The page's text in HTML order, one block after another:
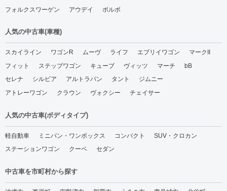
フォルクスワーゲン
アウデイ ボルボ
人気の中古車(車種)
スカイライン ワゴンR ムーヴ ライフ エブリイワゴン
マークII
フィット
ステップワゴン キューブ ヴィッツ マーチ
bB
セレナ
シルビア アルトラパン タント
ジムニー
アトレーワゴン
クラウン ヴォクシー チェイサー
人気の中古車(ボディタイプ)
軽自動車 ミニバン・ワンボックス コンパクト
SUV・クロカン
ステーションワゴン
クーペ セダン
中古車を市町村から探す